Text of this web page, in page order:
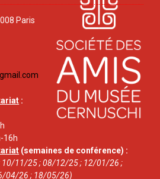
Paris
:
16h
(semaines de conférence) :
10/11/25 ; 08/12/25 ; 12/01/26 ;
04/26 ; 18/05/26)